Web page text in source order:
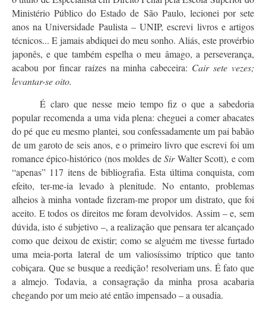
Ministério Público do Estado de São Paulo, lecionei por sete
anos na Universidade Paulista – UNIP, escrevi livros e artigos
técnicos... E jamais abdiquei do meu sonho. Aliás, este provérbio
japonês, e que também espelha o meu âmago, a perseverança,
acabou por fincar raízes na minha cabeceira: Cair sete vezes;
levantar-se oito.
É claro que nesse meio tempo fiz o que a sabedoria
popular recomenda a uma vida plena: cheguei a comer abacates
do pé que eu mesmo plantei, sou confessadamente um pai babão
de um garoto de seis anos, e o primeiro livro que escrevi foi um
romance épico-histórico (nos moldes deSirWalter Scott), e com
“apenas” 117 itens de bibliografia. Esta última conquista, com
efeito, ter-me-ia levado à plenitude. No entanto, problemas
alheios à minha vontade fizeram-me propor um distrato, que foi
aceito. E todos os direitos me foram devolvidos. Assim – e, sem
dúvida, isto é subjetivo –, a realização que pensara ter alcançado
como que deixou de existir; como se alguém me tivesse furtado
uma meia-porta lateral de um valiosíssimo tríptico que tanto
cobiçara. Que se busque a reedição! resolveriam uns. É fato que
a almejo. Todavia, a consagração da minha prosa acabaria
chegando por um meio até então impensado – a ousadia.